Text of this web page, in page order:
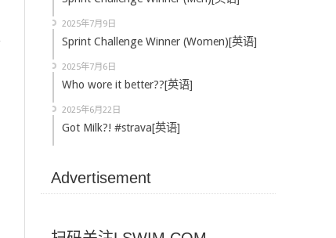
2025年7月9日
Sprint Challenge Winner (Women)[英语]
2025年7月6日
Who wore it better??[英语]
2025年6月22日
Got Milk?! #strava[英语]
Advertisement